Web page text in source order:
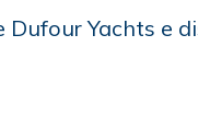
Yachts e